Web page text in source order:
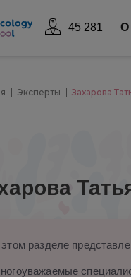
45 281 О
Эксперты Захарова
разделе